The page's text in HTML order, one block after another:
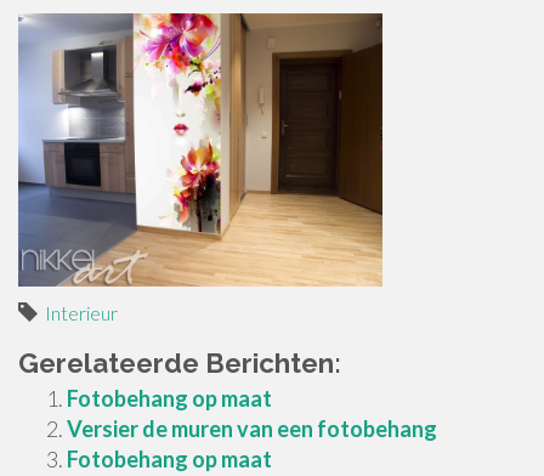
Interieur
Gerelateerde Berichten:
Fotobehang op maat
Versier de muren van een fotobehang
Fotobehang op maat